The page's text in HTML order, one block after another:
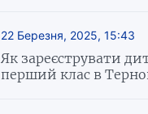
22 Березня, 2025, 15:43
Як зареєструвати
перший клас в